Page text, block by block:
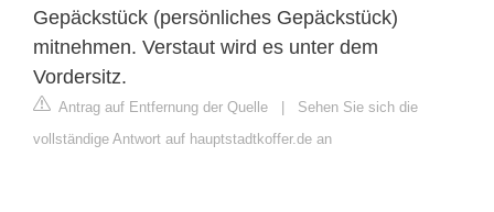
Gepäckstück (persönliches Gepäckstück)
mitnehmen. Verstaut wird es unter dem
Vordersitz.
Antrag auf Entfernung der Quelle | Sehen Sie sich die
vollständige Antwort auf hauptstadtkoffer.de an